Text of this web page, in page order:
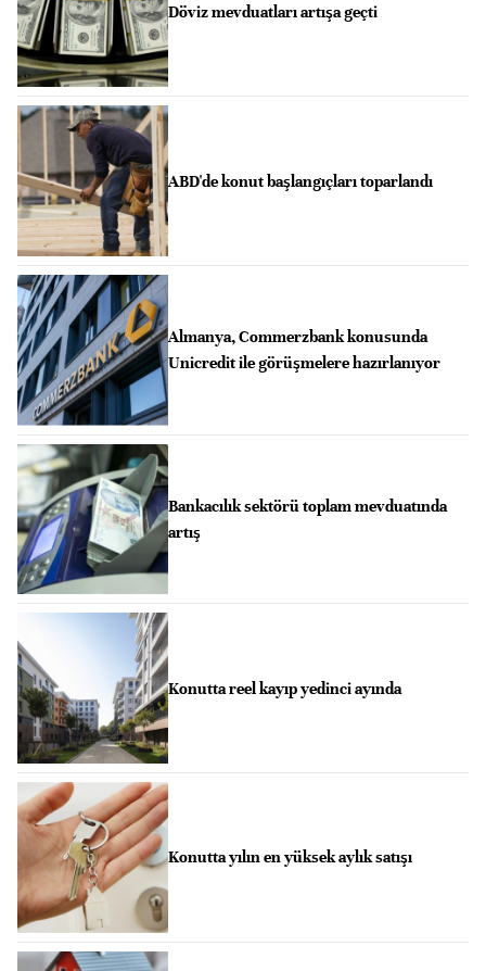
Döviz mevduatları artışa geçti
ABD'de konut başlangıçları toparlandı
Almanya, Commerzbank konusunda
Unicredit ile görüşmelere hazırlanıyor
Bankacılık sektörü toplam mevduatında
artış
Konutta reel kayıp yedinci ayında
Konutta yılın en yüksek aylık satışı